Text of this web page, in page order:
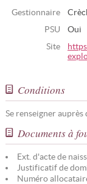
Gestionnaire
PSU
Oui
Site
Conditions
Se renseigner auprès
Documents à
Ext. d'acte de
Justificatif de
Numéro